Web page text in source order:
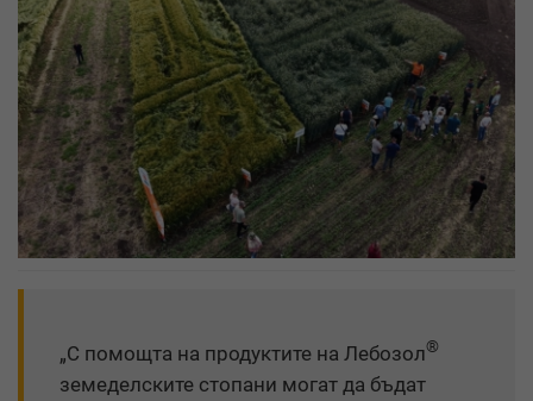
„С помощта на продуктите на Лебозол®
земеделските стопани могат да бъдат